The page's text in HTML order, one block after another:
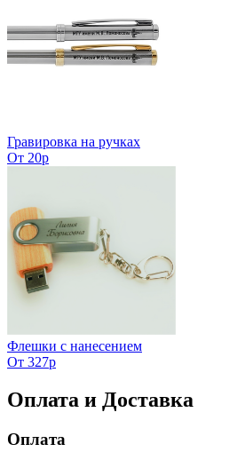
Гравировка на ручках
От 20р
Флешки с нанесением
От 327р
Оплата и Доставка
Оплата